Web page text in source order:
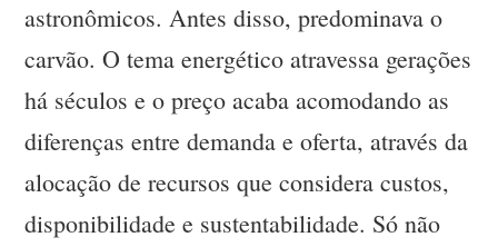
astronômicos. Antes disso, predominava o
carvão. O tema energético atravessa gerações
há séculos e o preço acaba acomodando as
diferenças entre demanda e oferta, através da
alocação de recursos que considera custos,
disponibilidade e sustentabilidade. Só não